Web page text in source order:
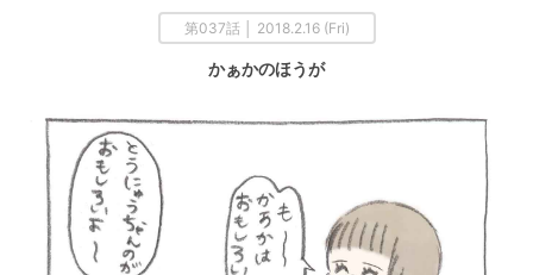
第037話 │ 2018.2.16 (Fri)
かぁかのほうが